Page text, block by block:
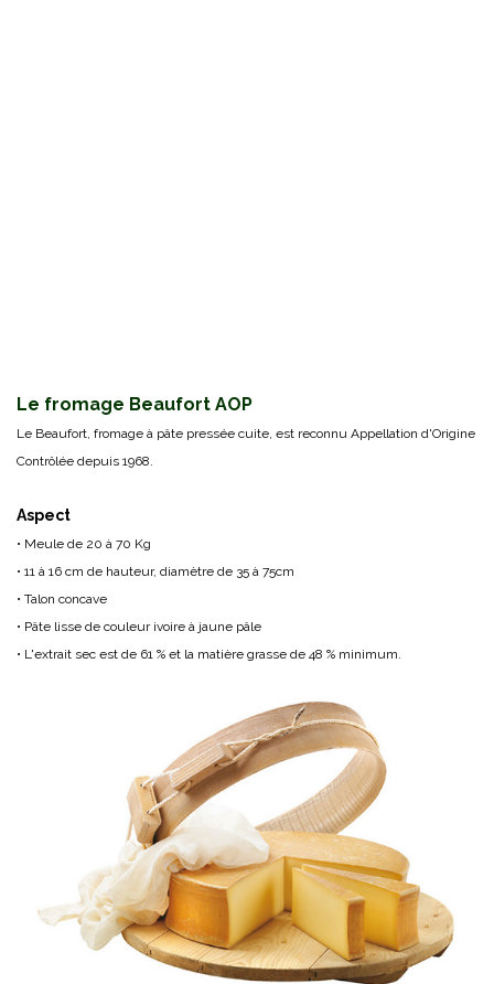
Le fromage Beaufort AOP
Le Beaufort, fromage à pâte pressée cuite, est reconnu Appellation d'Origine
Contrôlée depuis 1968.
Aspect
• Meule de 20 à 70 Kg
• 11 à 16 cm de hauteur, diamètre de 35 à 75cm
• Talon concave
• Pâte lisse de couleur ivoire à jaune pâle
• L'extrait sec est de 61 % et la matière grasse de 48 % minimum.